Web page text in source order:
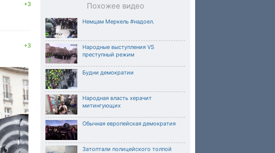
Похожее видео
Немцам Меркель #надоел.
Народные выступления VS
преступный режим
Будни демократии
Народная власть херачит
митингующих
Обычная европейская демократия
Затоптали полицейского толпой
+3
+3